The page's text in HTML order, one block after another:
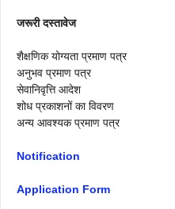
जरूरी दस्तावेज
शैक्षणिक योग्यता प्रमाण पत्र
अनुभव प्रमाण पत्र
सेवानिवृत्ति आदेश
शोध प्रकाशनों का विवरण
अन्य आवश्यक प्रमाण पत्र
Notification
Application Form